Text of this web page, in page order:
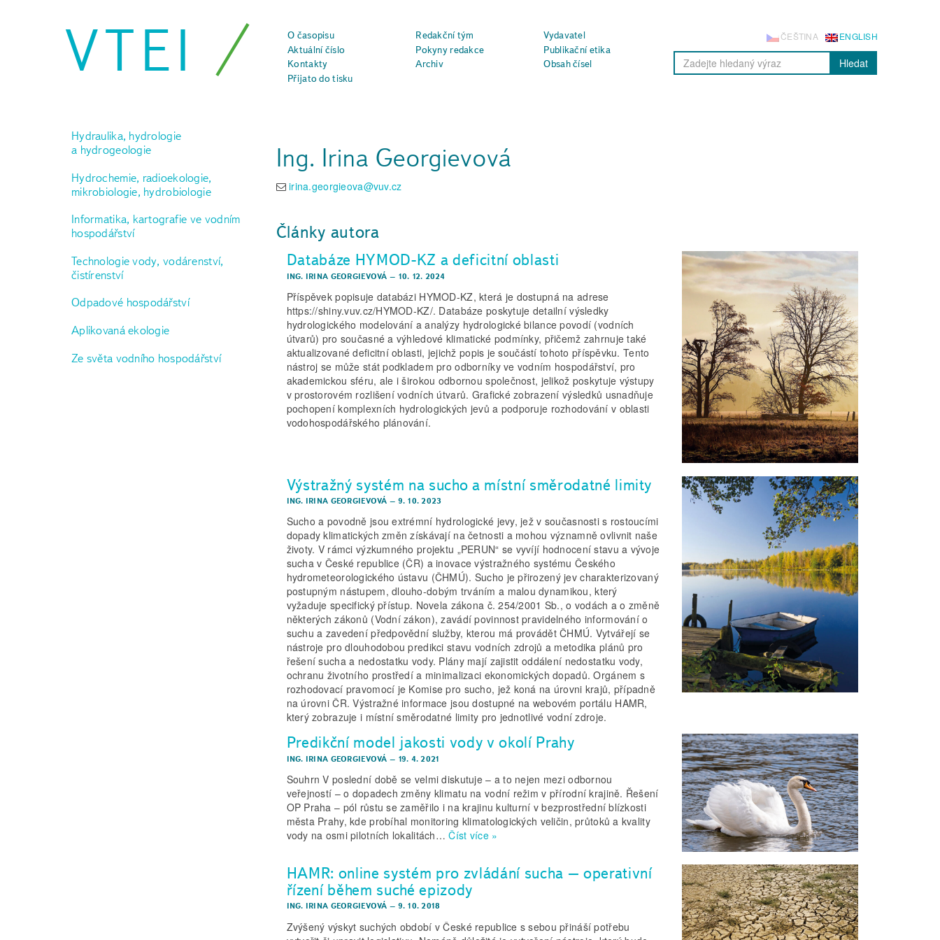
VTEI O časopisu Redakční tým
Vydavatel
Aktuální číslo
Pokyny redakce
Publikační etika
Kontakty
Archiv
Obsah čísel
Přijato do tisku
ENGLISH
ČEŠTINA
Hledat
Hydraulika, hydrologie
a hydrogeologie
Hydrochemie, radioekologie,
mikrobiologie, hydrobiologie
Informatika, kartografie ve vodním
hospodářství
Technologie vody, vodárenství,
čistírenství
Odpadové hospodářství
Aplikovaná ekologie
Ze světa vodního hospodářství
Ing. Irina Georgievová
irina.georgieova@vuv.cz
Články autora
Databáze HYMOD-KZ a deficitní oblasti
ING. IRINA GEORGIEVOVÁ – 10. 12. 2024
Příspěvek popisuje databázi HYMOD-KZ, která je dostupná na adrese
https://shiny.vuv.cz/HYMOD-KZ/. Databáze poskytuje detailní výsledky
hydrologického modelování a analýzy hydrologické bilance povodí (vodních
útvarů) pro současné a výhledové klimatické podmínky, přičemž zahrnuje také
aktualizované deficitní oblasti, jejichž popis je součástí tohoto příspěvku. Tento
nástroj se může stát podkladem pro odborníky ve vodním hospodářství, pro
akademickou sféru, ale i širokou odbornou společnost, jelikož poskytuje výstupy
v prostorovém rozlišení vodních útvarů. Grafické zobrazení výsledků usnadňuje
pochopení komplexních hydrologických jevů a podporuje rozhodování v oblasti
vodohospodářského plánování.
Výstražný systém na sucho a místní směrodatné limity
ING. IRINA GEORGIEVOVÁ – 9. 10. 2023
Sucho a povodně jsou extrémní hydrologické jevy, jež v současnosti s rostoucími
dopady klimatických změn získávají na četnosti a mohou významně ovlivnit naše
životy. V rámci výzkumného projektu „PERUN“ se vyvíjí hodnocení stavu a vývoje
sucha v České republice (ČR) a inovace výstražného systému Českého
hydrometeorologického ústavu (ČHMÚ). Sucho je přirozený jev charakterizovaný
postupným nástupem, dlouho-dobým trváním a malou dynamikou, který
vyžaduje specifický přístup. Novela zákona č. 254/2001 Sb., o vodách a o změně
některých zákonů (Vodní zákon), zavádí povinnost pravidelného informování o
suchu a zavedení předpovědní služby, kterou má provádět ČHMÚ. Vytvářejí se
nástroje pro dlouhodobou predikci stavu vodních zdrojů a metodika plánů pro
řešení sucha a nedostatku vody. Plány mají zajistit oddálení nedostatku vody,
ochranu životního prostředí a minimalizaci ekonomických dopadů. Orgánem s
rozhodovací pravomocí je Komise pro sucho, jež koná na úrovni krajů, případně
na úrovni ČR. Výstražné informace jsou dostupné na webovém portálu HAMR,
který zobrazuje i místní směrodatné limity pro jednotlivé vodní zdroje.
Predikční model jakosti vody v okolí Prahy
ING. IRINA GEORGIEVOVÁ – 19. 4. 2021
Souhrn V poslední době se velmi diskutuje – a to nejen mezi odbornou
veřejností – o dopadech změny klimatu na vodní režim v přírodní krajině. Řešení
OP Praha – pól růstu se zaměřilo i na krajinu kulturní v bezprostřední blízkosti
města Prahy, kde probíhal monitoring klimatologických veličin, průtoků a kvality
vody na osmi pilotních lokalitách…Číst více »
HAMR: online systém pro zvládání sucha – operativní
řízení během suché epizody
ING. IRINA GEORGIEVOVÁ – 9. 10. 2018
Zvýšený výskyt suchých období v České republice s sebou přináší potřebu